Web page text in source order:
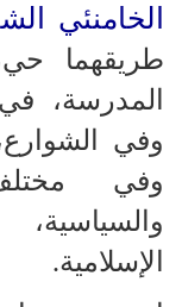
الخامنئي
طريقهما
المدرسة،
وفي
وفي
الإسلامية.